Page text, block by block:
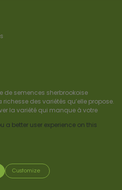
de semences sherbrookoise
des variétés qu’elle propose.
la variété qui manque à votre
a better user experience on this
Customize